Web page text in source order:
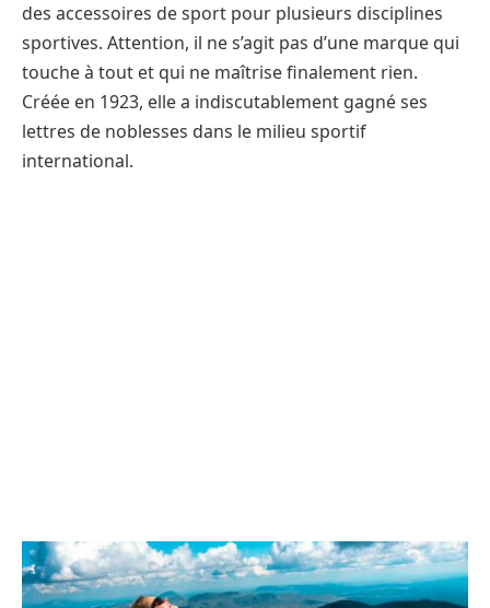
des accessoires de sport pour plusieurs disciplines
sportives. Attention, il ne s’agit pas d’une marque qui
touche à tout et qui ne maîtrise finalement rien.
Créée en 1923, elle a indiscutablement gagné ses
lettres de noblesses dans le milieu sportif
international.